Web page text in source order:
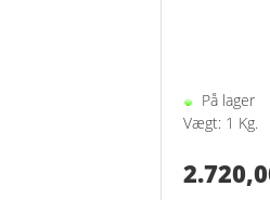
På lager
Vægt: 1 Kg.